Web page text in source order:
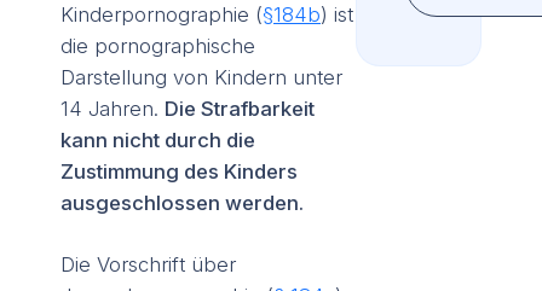
Kinderpornographie (§184b) ist
die pornographische
Darstellung von Kindern unter
14 Jahren. Die Strafbarkeit
kann nicht durch die
Zustimmung des Kinders
ausgeschlossen werden.
Die Vorschrift über